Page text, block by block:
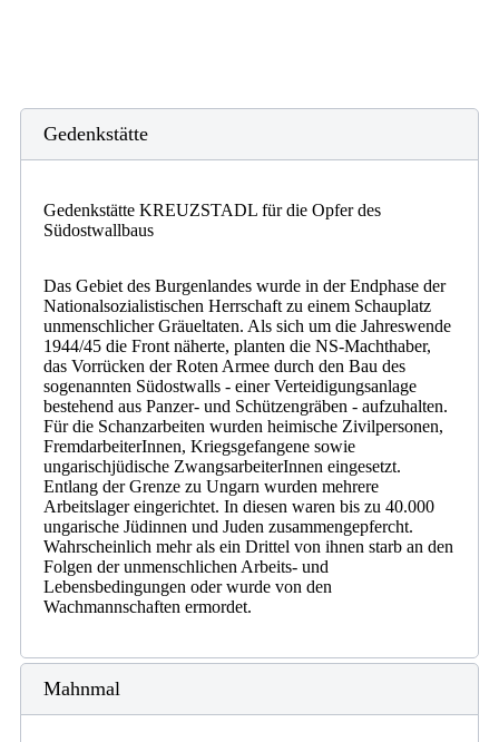
Gedenkstätte
Gedenkstätte KREUZSTADL für die Opfer des
Südostwallbaus
Das Gebiet des Burgenlandes wurde in der Endphase der
Nationalsozialistischen Herrschaft zu einem Schauplatz
unmenschlicher Gräueltaten. Als sich um die Jahreswende
1944/45 die Front näherte, planten die NS-Machthaber,
das Vorrücken der Roten Armee durch den Bau des
sogenannten Südostwalls - einer Verteidigungsanlage
bestehend aus Panzer- und Schützengräben - aufzuhalten.
Für die Schanzarbeiten wurden heimische Zivilpersonen,
FremdarbeiterInnen, Kriegsgefangene sowie
ungarischjüdische ZwangsarbeiterInnen eingesetzt.
Entlang der Grenze zu Ungarn wurden mehrere
Arbeitslager eingerichtet. In diesen waren bis zu 40.000
ungarische Jüdinnen und Juden zusammengepfercht.
Wahrscheinlich mehr als ein Drittel von ihnen starb an den
Folgen der unmenschlichen Arbeits- und
Lebensbedingungen oder wurde von den
Wachmannschaften ermordet.
Mahnmal